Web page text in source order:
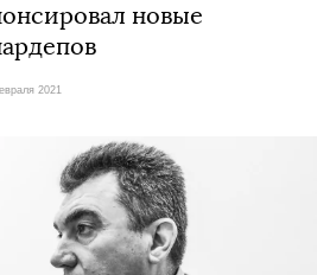
новые
2021